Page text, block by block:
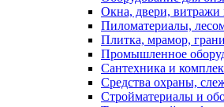
Окна, двери,
Пиломатериалы,
Плитка, мрамор,
Промышленное
Сантехника и
Средства охраны,
Стройматериалы и